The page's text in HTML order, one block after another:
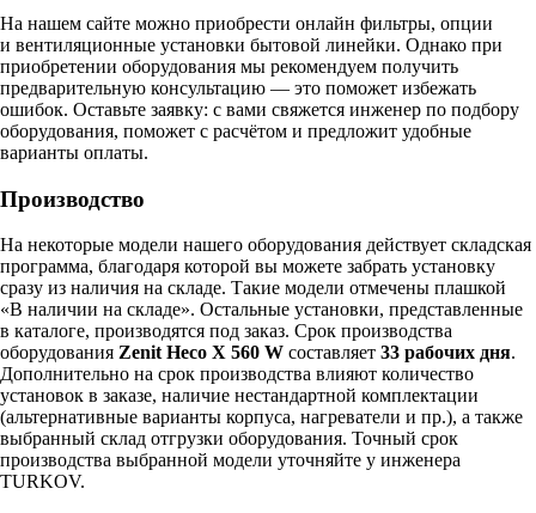
На нашем сайте можно приобрести онлайн фильтры, опции
и вентиляционные установки бытовой линейки. Однако при
приобретении оборудования мы рекомендуем получить
предварительную консультацию — это поможет избежать
ошибок. Оставьте заявку: с вами свяжется инженер по подбору
оборудования, поможет с расчётом и предложит удобные
варианты оплаты.
Производство
На некоторые модели нашего оборудования действует складская
программа, благодаря которой вы можете забрать установку
сразу из наличия на складе. Такие модели отмечены плашкой
«В наличии на складе». Остальные установки, представленные
в каталоге, производятся под заказ. Срок производства
оборудования Zenit Heco X 560 W составляет 33 рабочих дня.
Дополнительно на срок производства влияют количество
установок в заказе, наличие нестандартной комплектации
(альтернативные варианты корпуса, нагреватели и пр.), а также
выбранный склад отгрузки оборудования. Точный срок
производства выбранной модели уточняйте у инженера
TURKOV.